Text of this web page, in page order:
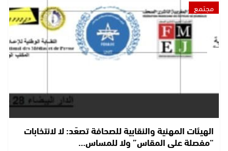
مجتمع
الهيئات المهنية والنقابية للصحافة تصعّد: لا لانتخابات
“مفصلة على المقاس” ولا للمساس…